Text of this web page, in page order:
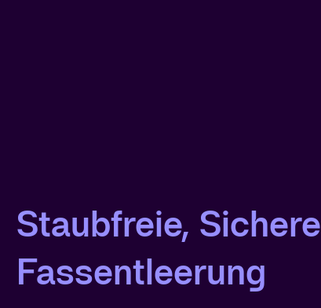
Staubfreie, Sichere
Fassentleerung